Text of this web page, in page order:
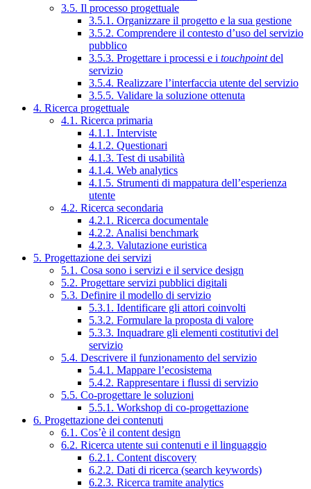
3.5. Il processo progettuale
3.5.1. Organizzare il progetto e la sua gestione
3.5.2. Comprendere il contesto d’uso del servizio
pubblico
3.5.3. Progettare i processi e i touchpointdel
servizio
3.5.4. Realizzare l’interfaccia utente del servizio
3.5.5. Validare la soluzione ottenuta
4. Ricerca progettuale
4.1. Ricerca primaria
4.1.1. Interviste
4.1.2. Questionari
4.1.3. Test di usabilità
4.1.4. Web analytics
4.1.5. Strumenti di mappatura dell’esperienza
utente
4.2. Ricerca secondaria
4.2.1. Ricerca documentale
4.2.2. Analisi benchmark
4.2.3. Valutazione euristica
5. Progettazione dei servizi
5.1. Cosa sono i servizi e il service design
5.2. Progettare servizi pubblici digitali
5.3. Definire il modello di servizio
5.3.1. Identificare gli attori coinvolti
5.3.2. Formulare la proposta di valore
5.3.3. Inquadrare gli elementi costitutivi del
servizio
5.4. Descrivere il funzionamento del servizio
5.4.1. Mappare l’ecosistema
5.4.2. Rappresentare i flussi di servizio
5.5. Co-progettare le soluzioni
5.5.1. Workshop di co-progettazione
6. Progettazione dei contenuti
6.1. Cos’è il content design
6.2. Ricerca utente sui contenuti e il linguaggio
6.2.1. Content discovery
6.2.2. Dati di ricerca (search keywords)
6.2.3. Ricerca tramite analytics